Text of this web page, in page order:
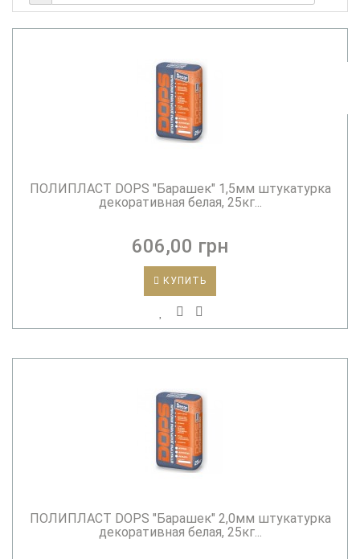
ПОЛИПЛАСТ DOPS "Барашек" 1,5мм штукатурка
декоративная белая, 25кг...
606,00 грн
КУПИТЬ
ПОЛИПЛАСТ DOPS "Барашек" 2,0мм штукатурка
декоративная белая, 25кг...